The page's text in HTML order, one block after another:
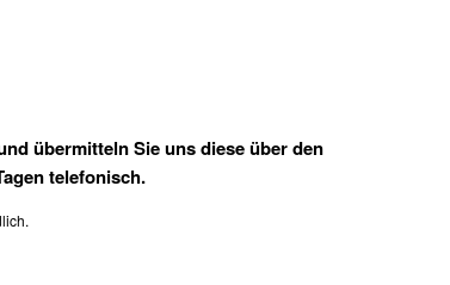
übermitteln Sie uns diese über den
telefonisch.